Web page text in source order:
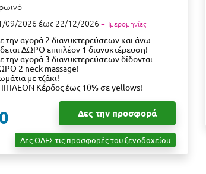
09/2026 έως 22/12/2026 +Ημερομηνίες
την αγορά 2 διανυκτερεύσεων και άνω
ΔΩΡΟ επιπλέον 1 διανυκτέρευση!
την αγορά 3 διανυκτερεύσεων δίδονται
2 neck massage!
με τζάκι!
Κέρδος έως 10% σε yellows!
Δες την προσφορά
Δες ΟΛΕΣ τις προσφορές του ξενοδοχείου